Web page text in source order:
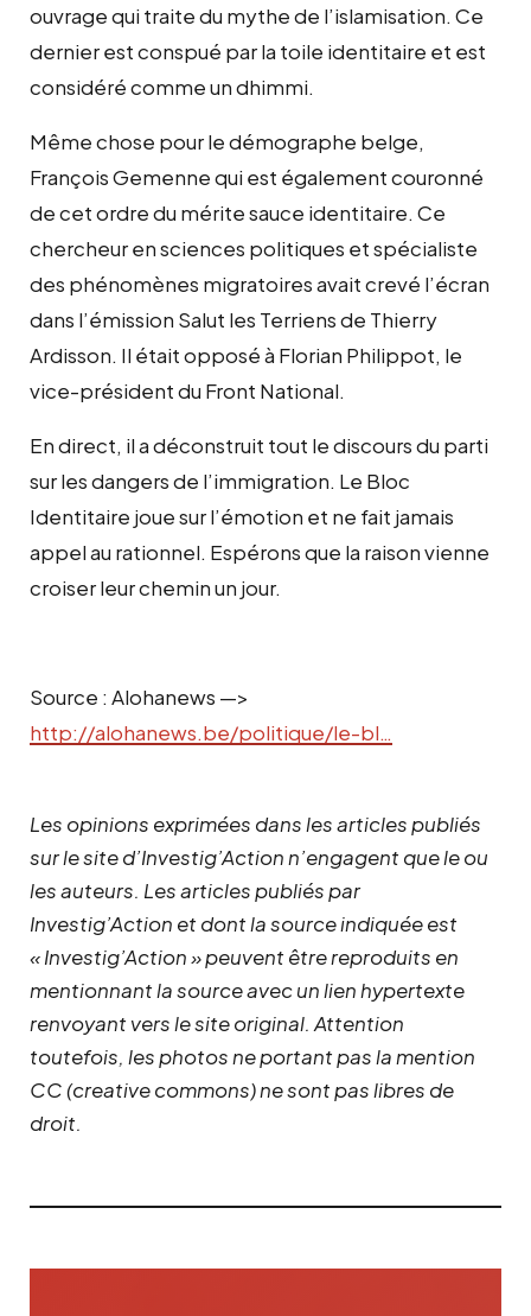
ouvrage qui traite du mythe de l’islamisation. Ce
dernier est conspué par la toile identitaire et est
considéré comme un dhimmi.
Même chose pour le démographe belge,
François Gemenne qui est également couronné
de cet ordre du mérite sauce identitaire. Ce
chercheur en sciences politiques et spécialiste
des phénomènes migratoires avait crevé l’écran
dans l’émission Salut les Terriens de Thierry
Ardisson. Il était opposé à Florian Philippot, le
vice-président du Front National.
En direct, il a déconstruit tout le discours du parti
sur les dangers de l’immigration. Le Bloc
Identitaire joue sur l’émotion et ne fait jamais
appel au rationnel. Espérons que la raison vienne
croiser leur chemin un jour.
Source : Alohanews —>
http://alohanews.be/politique/le-bl…
Les opinions exprimées dans les articles publiés
sur le site d’Investig’Action n’engagent que le ou
les auteurs. Les articles publiés par
Investig’Action et dont la source indiquée est
« Investig’Action » peuvent être reproduits en
mentionnant la source avec un lien hypertexte
renvoyant vers le site original. Attention
toutefois, les photos ne portant pas la mention
CC (creative commons) ne sont pas libres de
droit.